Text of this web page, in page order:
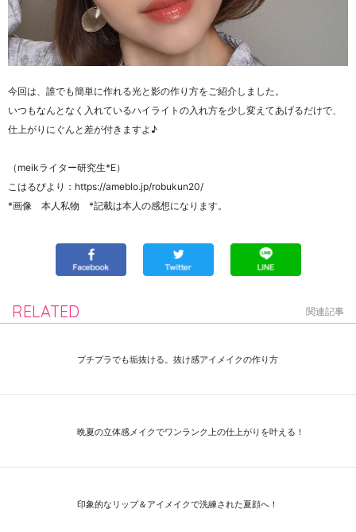
今回は、誰でも簡単に作れる光と影の作り方をご紹介しました。
いつもなんとなく入れているハイライトの入れ方を少し変えてあげるだけで、
仕上がりにぐんと差が付きますよ♪
（meikライター研究生*E）
こはるびより：https://ameblo.jp/robukun20/
*画像 本人私物 *記載は本人の感想になります。
RELATED 関連記事
プチプラでも垢抜ける。抜け感アイメイクの作り方
晩夏の立体感メイクでワンランク上の仕上がりを叶える！
印象的なリップ＆アイメイクで洗練された夏顔へ！